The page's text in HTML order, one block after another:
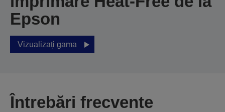
Epson
Vizualizați gama
Întrebări frecvente